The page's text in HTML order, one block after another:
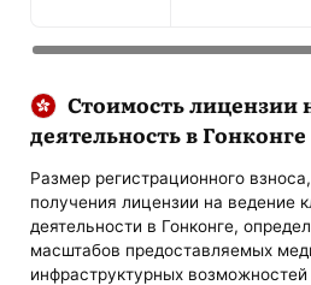
Стоимость лицензии
деятельность в Гонконге
Размер регистрационного
получения лицензии на ведение
деятельности в Гонконге,
масштабов предоставляемых
инфраструктурных